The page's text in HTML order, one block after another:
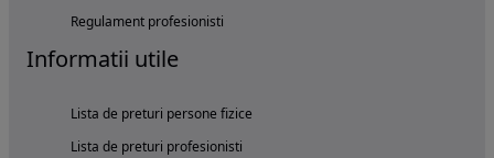
Regulament profesionisti
Informatii utile
Lista de preturi persone fizice
Lista de preturi profesionisti